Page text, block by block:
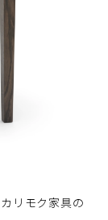
リモク家具の